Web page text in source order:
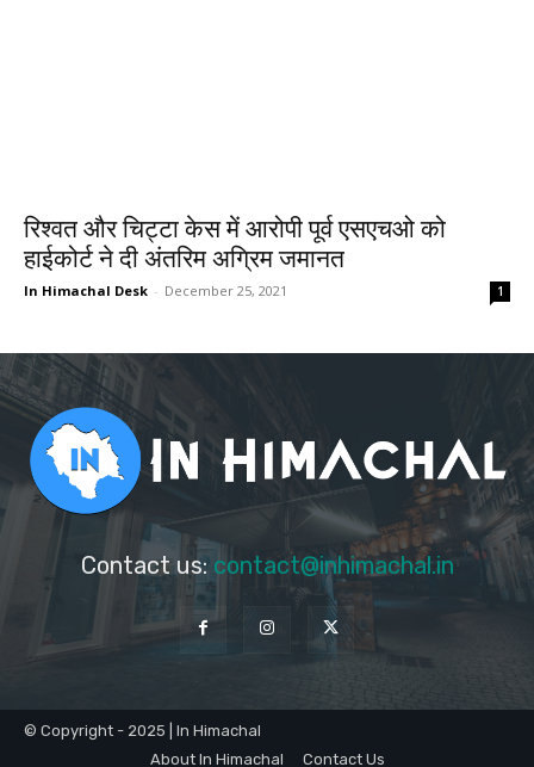
रिश्वत और चिट्टा केस में आरोपी पूर्व एसएचओ को
हाईकोर्ट ने दी अंतरिम अग्रिम जमानत
In Himachal Desk - December 25, 2021 1
Contact us: contact@inhimachal.in
© Copyright - 2025 | In Himachal
About In Himachal
Contact Us